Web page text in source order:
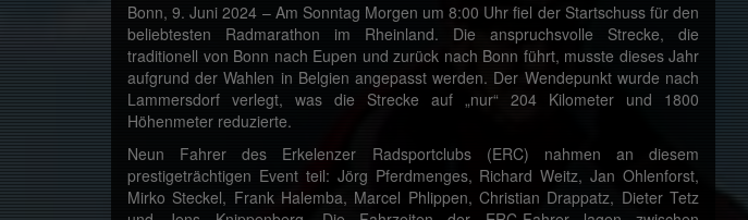
Bonn, 9. Juni 2024 – Am Sonntag Morgen um 8:00 Uhr fiel der Startschuss für den
beliebtesten Radmarathon im Rheinland. Die anspruchsvolle Strecke, die
traditionell von Bonn nach Eupen und zurück nach Bonn führt, musste dieses Jahr
aufgrund der Wahlen in Belgien angepasst werden. Der Wendepunkt wurde nach
Lammersdorf verlegt, was die Strecke auf „nur“ 204 Kilometer und 1800
Höhenmeter reduzierte.
Neun Fahrer des Erkelenzer Radsportclubs (ERC) nahmen an diesem
prestigeträchtigen Event teil: Jörg Pferdmenges, Richard Weitz, Jan Ohlenforst,
Mirko Steckel, Frank Halemba, Marcel Phlippen, Christian Drappatz, Dieter Tetz